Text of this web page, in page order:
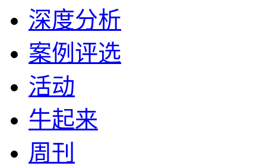
深度分析
案例评选
活动
牛起来
周刊